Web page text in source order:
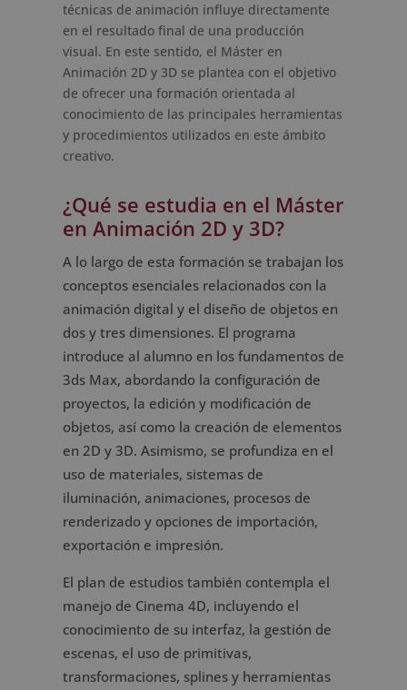
técnicas de animación influye directamente
en el resultado final de una producción
visual. En este sentido, el Máster en
Animación 2D y 3D se plantea con el objetivo
de ofrecer una formación orientada al
conocimiento de las principales herramientas
y procedimientos utilizados en este ámbito
creativo.
¿Qué se estudia en el Máster
en Animación 2D y 3D?
A lo largo de esta formación se trabajan los
conceptos esenciales relacionados con la
animación digital y el diseño de objetos en
dos y tres dimensiones. El programa
introduce al alumno en los fundamentos de
3ds Max, abordando la configuración de
proyectos, la edición y modificación de
objetos, así como la creación de elementos
en 2D y 3D. Asimismo, se profundiza en el
uso de materiales, sistemas de
iluminación, animaciones, procesos de
renderizado y opciones de importación,
exportación e impresión.
El plan de estudios también contempla el
manejo de Cinema 4D, incluyendo el
conocimiento de su interfaz, la gestión de
escenas, el uso de primitivas,
transformaciones, splines y herramientas